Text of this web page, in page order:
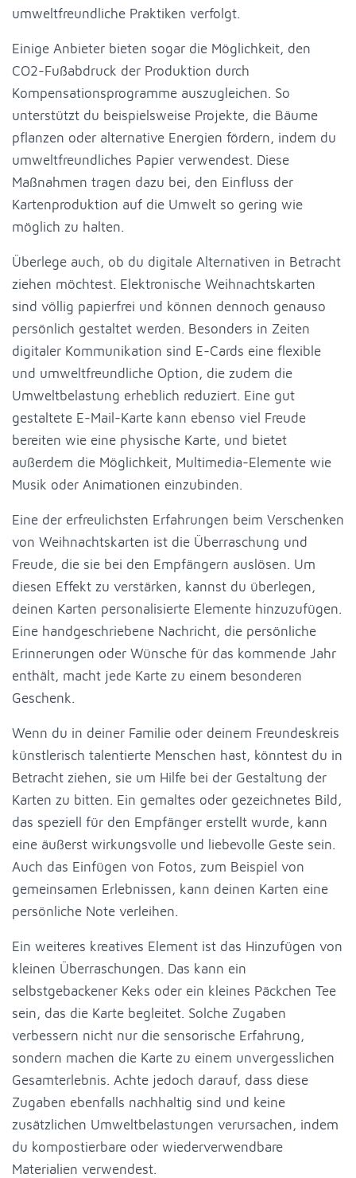
umweltfreundliche Praktiken verfolgt.
Einige Anbieter bieten sogar die Möglichkeit, den
CO2-Fußabdruck der Produktion durch
Kompensationsprogramme auszugleichen. So
unterstützt du beispielsweise Projekte, die Bäume
pflanzen oder alternative Energien fördern, indem du
umweltfreundliches Papier verwendest. Diese
Maßnahmen tragen dazu bei, den Einfluss der
Kartenproduktion auf die Umwelt so gering wie
möglich zu halten.
Überlege auch, ob du digitale Alternativen in Betracht
ziehen möchtest. Elektronische Weihnachtskarten
sind völlig papierfrei und können dennoch genauso
persönlich gestaltet werden. Besonders in Zeiten
digitaler Kommunikation sind E-Cards eine flexible
und umweltfreundliche Option, die zudem die
Umweltbelastung erheblich reduziert. Eine gut
gestaltete E-Mail-Karte kann ebenso viel Freude
bereiten wie eine physische Karte, und bietet
außerdem die Möglichkeit, Multimedia-Elemente wie
Musik oder Animationen einzubinden.
Eine der erfreulichsten Erfahrungen beim Verschenken
von Weihnachtskarten ist die Überraschung und
Freude, die sie bei den Empfängern auslösen. Um
diesen Effekt zu verstärken, kannst du überlegen,
deinen Karten personalisierte Elemente hinzuzufügen.
Eine handgeschriebene Nachricht, die persönliche
Erinnerungen oder Wünsche für das kommende Jahr
enthält, macht jede Karte zu einem besonderen
Geschenk.
Wenn du in deiner Familie oder deinem Freundeskreis
künstlerisch talentierte Menschen hast, könntest du in
Betracht ziehen, sie um Hilfe bei der Gestaltung der
Karten zu bitten. Ein gemaltes oder gezeichnetes Bild,
das speziell für den Empfänger erstellt wurde, kann
eine äußerst wirkungsvolle und liebevolle Geste sein.
Auch das Einfügen von Fotos, zum Beispiel von
gemeinsamen Erlebnissen, kann deinen Karten eine
persönliche Note verleihen.
Ein weiteres kreatives Element ist das Hinzufügen von
kleinen Überraschungen. Das kann ein
selbstgebackener Keks oder ein kleines Päckchen Tee
sein, das die Karte begleitet. Solche Zugaben
verbessern nicht nur die sensorische Erfahrung,
sondern machen die Karte zu einem unvergesslichen
Gesamterlebnis. Achte jedoch darauf, dass diese
Zugaben ebenfalls nachhaltig sind und keine
zusätzlichen Umweltbelastungen verursachen, indem
du kompostierbare oder wiederverwendbare
Materialien verwendest.